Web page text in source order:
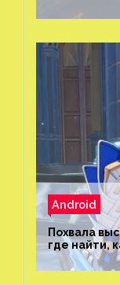
Android
Похвала
где найти,
скрытые